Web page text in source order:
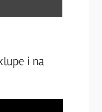
i na